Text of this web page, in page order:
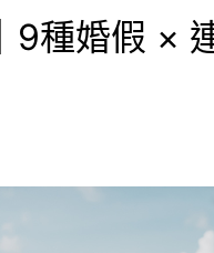
種婚假 ×